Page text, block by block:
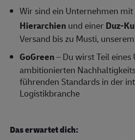
Wir sind ein Unternehmen mit
Hierarchienund einerDuz-
Versand bis zu Musti,
GoGreen– Du wirst Teil
ambitionierten
führenden Standards in der
Logistikbranche
Das erwartet dich: